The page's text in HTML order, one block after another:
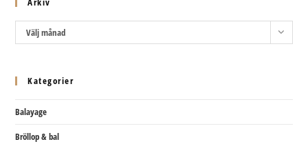
ArkivVälj månad
Kategorier
Balayage
Bröllop & bal